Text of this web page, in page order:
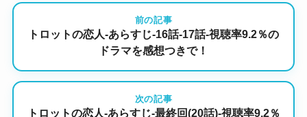
前の記事
トロットの恋人-あらすじ-16話-17話-視聴率9.2％の
ドラマを感想つきで！
次の記事
トロットの恋人-あらすじ-最終回(20話)-視聴率9.2％